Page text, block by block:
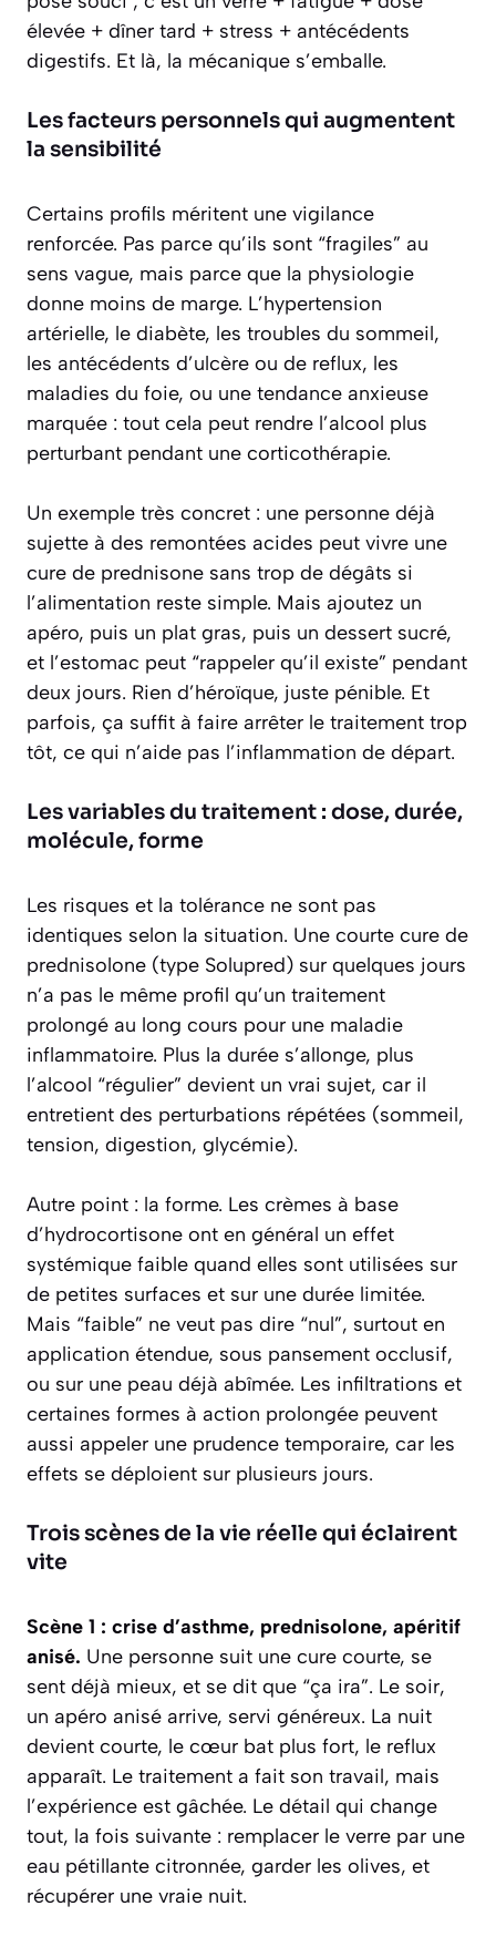
élevée + dîner tard + stress + antécédents
digestifs. Et là, la mécanique s’emballe.
Les facteurs personnels qui augmentent
la sensibilité
Certains profils méritent une vigilance
renforcée. Pas parce qu’ils sont “fragiles” au
sens vague, mais parce que la physiologie
donne moins de marge. L’hypertension
artérielle, le diabète, les troubles du sommeil,
les antécédents d’ulcère ou de reflux, les
maladies du foie, ou une tendance anxieuse
marquée : tout cela peut rendre l’alcool plus
perturbant pendant une corticothérapie.
Un exemple très concret : une personne déjà
sujette à des remontées acides peut vivre une
cure de prednisone sans trop de dégâts si
l’alimentation reste simple. Mais ajoutez un
apéro, puis un plat gras, puis un dessert sucré,
et l’estomac peut “rappeler qu’il existe” pendant
deux jours. Rien d’héroïque, juste pénible. Et
parfois, ça suffit à faire arrêter le traitement trop
tôt, ce qui n’aide pas l’inflammation de départ.
Les variables du traitement : dose, durée,
molécule, forme
Les risques et la tolérance ne sont pas
identiques selon la situation. Une courte cure de
prednisolone (type Solupred) sur quelques jours
n’a pas le même profil qu’un traitement
prolongé au long cours pour une maladie
inflammatoire. Plus la durée s’allonge, plus
l’alcool “régulier” devient un vrai sujet, car il
entretient des perturbations répétées (sommeil,
tension, digestion, glycémie).
Autre point : la forme. Les crèmes à base
d’hydrocortisone ont en général un effet
systémique faible quand elles sont utilisées sur
de petites surfaces et sur une durée limitée.
Mais “faible” ne veut pas dire “nul”, surtout en
application étendue, sous pansement occlusif,
ou sur une peau déjà abîmée. Les infiltrations et
certaines formes à action prolongée peuvent
aussi appeler une prudence temporaire, car les
effets se déploient sur plusieurs jours.
Trois scènes de la vie réelle qui éclairent
vite
Scène 1 : crise d’asthme, prednisolone, apéritif
anisé. Une personne suit une cure courte, se
sent déjà mieux, et se dit que “ça ira”. Le soir,
un apéro anisé arrive, servi généreux. La nuit
devient courte, le cœur bat plus fort, le reflux
apparaît. Le traitement a fait son travail, mais
l’expérience est gâchée. Le détail qui change
tout, la fois suivante : remplacer le verre par une
eau pétillante citronnée, garder les olives, et
récupérer une vraie nuit.